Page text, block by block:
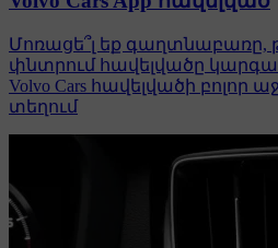
Մոռացե՞լ եք գաղտնաբառը,
փնտրում հավելվածը
Volvo Cars հավելվածի բոլոր
տեղում